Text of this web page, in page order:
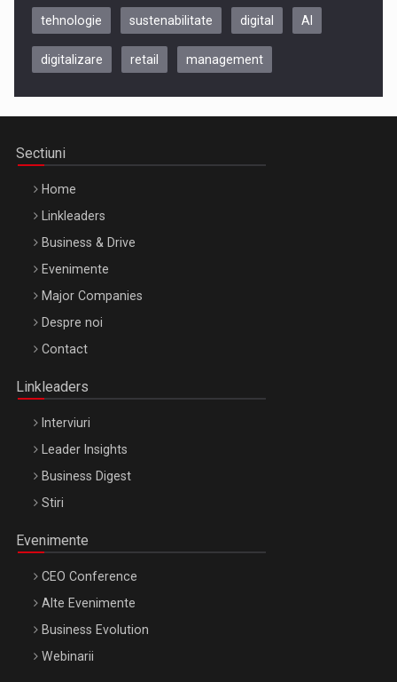
Be Inspired. Make it Happen!, CLUJ, 9 Decembrie
Be Inspired. Make it Happen!, ARTEMIS LETO, ORADEA, 8
Octombrie
tehnologie sustenabilitate digital AI
digitalizare retail management
Sectiuni
Home
Linkleaders
Business & Drive
Evenimente
Major Companies
Despre noi
Contact
Linkleaders
Interviuri
Leader Insights
Business Digest
Stiri
Evenimente
CEO Conference
Alte Evenimente
Business Evolution
Webinarii